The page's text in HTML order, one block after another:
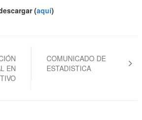
(aquí)
EN
COMUNICADO DE
ESTADISTICA